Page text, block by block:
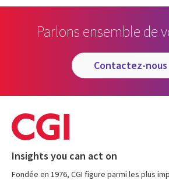
Parlons ensemble de
contactez-nous
Insights you can act on
Fondée en 1976, CGI figure parmi les plus